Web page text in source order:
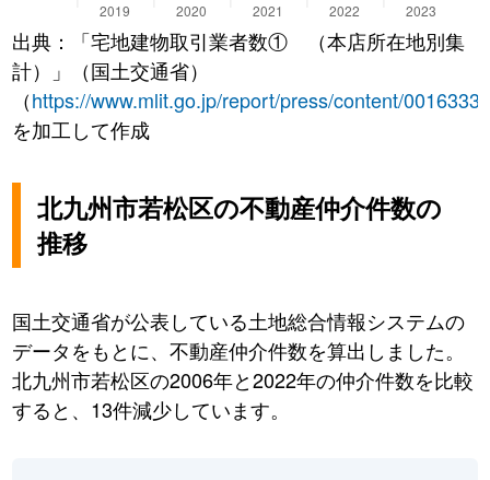
出典：「宅地建物取引業者数① （本店所在地別集
計）」（国土交通省）
（https://www.mlit.go.jp/report/press/content/
を加工して作成
北九州市若松区の不動産仲介件数の
推移
国土交通省が公表している土地総合情報システムの
データをもとに、不動産仲介件数を算出しました。
北九州市若松区の2006年と2022年の仲介件数を比較
すると、13件減少しています。